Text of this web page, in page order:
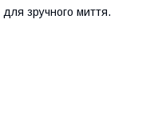
зручного миття.